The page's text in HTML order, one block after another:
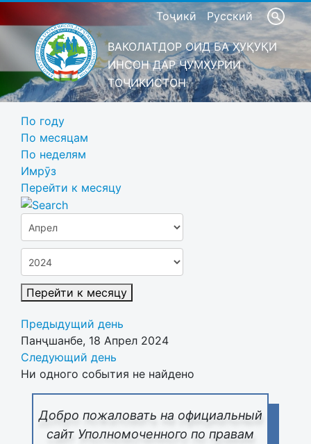
Тоҷикӣ Русский
ВАКОЛАТДОР ОИД БА ҲУҚУҚИ
ИНСОН ДАР ҶУМҲУРИИ
ТОҶИКИСТОН
Добро пожаловать на официальный
сайт Уполномоченного по правам
По году
По месяцам
По неделям
Имрӯз
Перейти к месяцу
Перейти к месяцу
Предыдущий день
Панҷшанбе, 18 Апрел 2024
Следующий день
Ни одного события не найдено